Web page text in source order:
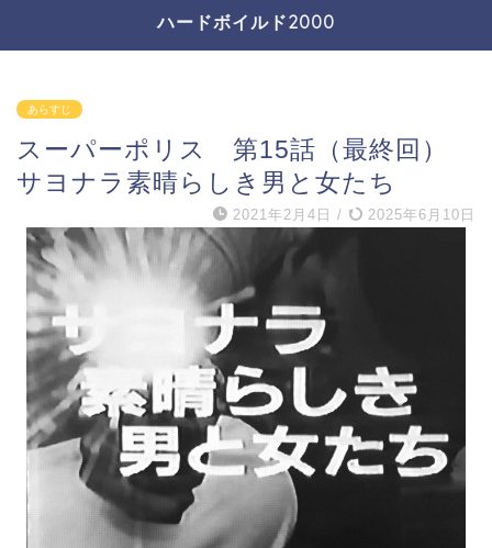
ハードボイルド2000
あらすじ
スーパーポリス 第15話（最終回）
サヨナラ素晴らしき男と女たち
2021年2月4日 / 2025年6月10日